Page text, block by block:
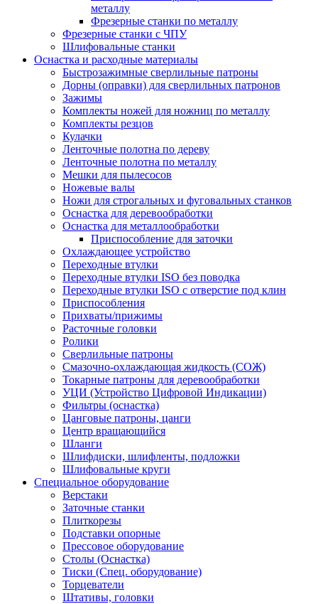
металлу
Фрезерные станки по металлу
Фрезерные станки с ЧПУ
Шлифовальные станки
Оснастка и расходные материалы
Быстрозажимные сверлильные патроны
Дорны (оправки) для сверлильных патронов
Зажимы
Комплекты ножей для ножниц по металлу
Комплекты резцов
Кулачки
Ленточные полотна по дереву
Ленточные полотна по металлу
Мешки для пылесосов
Ножевые валы
Ножи для строгальных и фуговальных станков
Оснастка для деревообработки
Оснастка для металлообработки
Приспособление для заточки
Охлаждающее устройство
Переходные втулки
Переходные втулки ISO без поводка
Переходные втулки ISO с отверстие под клин
Приспособления
Прихваты/прижимы
Расточные головки
Ролики
Сверлильные патроны
Смазочно-охлаждающая жидкость (СОЖ)
Токарные патроны для деревообработки
УЦИ (Устройство Цифровой Индикации)
Фильтры (оснастка)
Цанговые патроны, цанги
Центр вращающийся
Шланги
Шлифдиски, шлифленты, подложки
Шлифовальные круги
Специальное оборудование
Верстаки
Заточные станки
Плиткорезы
Подставки опорные
Прессовое оборудование
Столы (Оснастка)
Тиски (Спец. оборудование)
Торцеватели
Штативы, головки